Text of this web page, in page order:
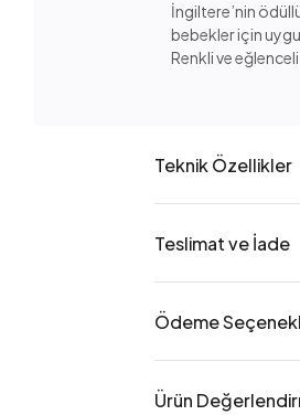
İngiltere’nin
bebekler için
Renkli ve
Teknik Özellikler
Teslimat ve İade
Ödeme
Ürün